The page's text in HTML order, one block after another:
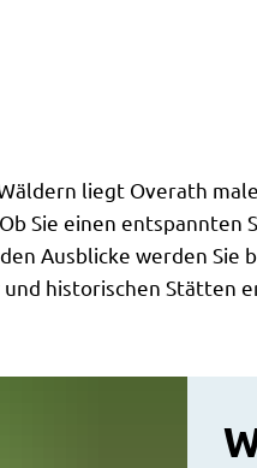
liegt Overath
Sie einen
Ausblicke werden
historischen Stätten